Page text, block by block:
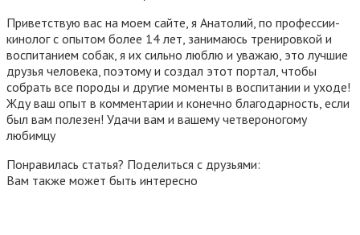
Приветствую вас на моем сайте, я Анатолий, по профессии-
кинолог с опытом более 14 лет, занимаюсь тренировкой и
воспитанием собак, я их сильно люблю и уважаю, это лучшие
друзья человека, поэтому и создал этот портал, чтобы
собрать все породы и другие моменты в воспитании и уходе!
Жду ваш опыт в комментарии и конечно благодарность, если
был вам полезен! Удачи вам и вашему четвероногому
любимцу
Понравилась статья? Поделиться с друзьями:
Вам также может быть интересно